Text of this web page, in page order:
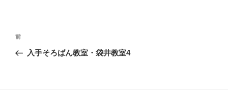
投
ナ
過
去
前
入手そろばん教室・袋井教室4